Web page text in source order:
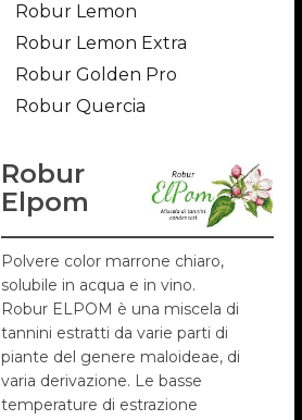
Robur Lemon
Robur Lemon Extra
Robur Golden Pro
Robur Quercia
Robur
Elpom
Polvere color marrone chiaro,
solubile in acqua e in vino.
Robur ELPOM è una miscela di
tannini estratti da varie parti di
piante del genere maloideae, di
varia derivazione. Le basse
temperature di estrazione